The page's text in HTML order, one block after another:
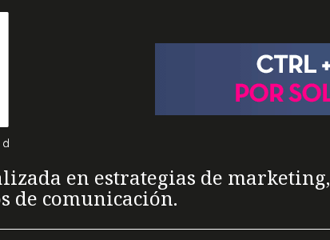
en estrategias de marketing,
de comunicación.